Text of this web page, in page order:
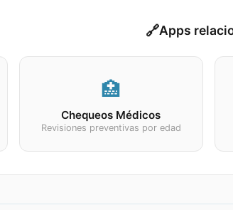
🔗Apps
🏥
Chequeos Médicos
Revisiones preventivas por edad